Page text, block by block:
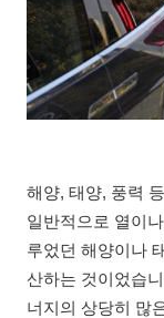
해양, 태양, 풍력
일반적으로 열이
루었던 해양이나
산하는 것이었습
너지의 상당히 많